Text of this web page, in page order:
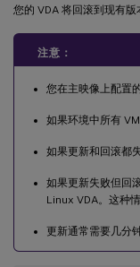
您的 VDA 将回滚到现有版
注意：
您在主映像上配置
如果环境中所有
如果更新和回滚都
如果更新失败但回
Linux VDA。这种
更新通常需要几分